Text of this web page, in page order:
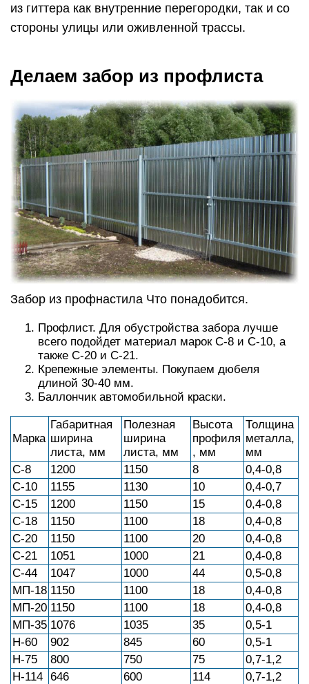
из гиттера как внутренние перегородки, так и со
стороны улицы или оживленной трассы.
Делаем забор из профлиста
Забор из профнастила Что понадобится.
Профлист. Для обустройства забора лучше
всего подойдет материал марок С-8 и С-10, а
также С-20 и С-21.
Крепежные элементы. Покупаем дюбеля
длиной 30-40 мм.
Баллончик автомобильной краски.
Марка
Габаритная
ширина
листа, мм
Полезная
ширина
листа, мм
Высота
профиля
, мм
Толщина
металла,
мм
С-8
1200 1150 8
0,4-0,8
С-10
1155 1130 10
0,4-0,7
С-15
1200 1150 15
0,4-0,8
С-18
1150 1100 18
0,4-0,8
С-20
1150 1100 20
0,4-0,8
С-21
1051 1000 21
0,4-0,8
С-44
1047 1000 44
0,5-0,8
МП-18 1150 1100 18
0,4-0,8
МП-20 1150 1100 18
0,4-0,8
МП-35 1076 1035 35
0,5-1
Н-60
902 845 60
0,5-1
Н-75
800 750 75
0,7-1,2
Н-114 646 600 114
0,7-1,2